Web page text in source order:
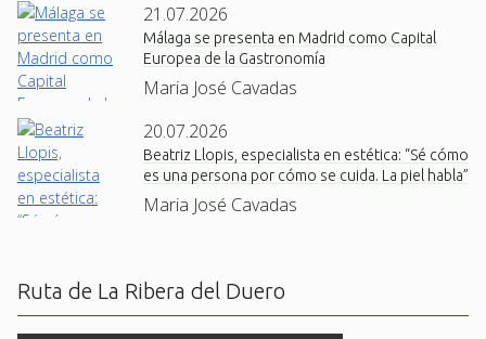
21.07.2026
Málaga se presenta en Madrid como Capital
Europea de la Gastronomía
Maria José Cavadas
20.07.2026
Beatriz Llopis, especialista en estética: “Sé cómo
es una persona por cómo se cuida. La piel habla”
Maria José Cavadas
Ruta de La Ribera del Duero